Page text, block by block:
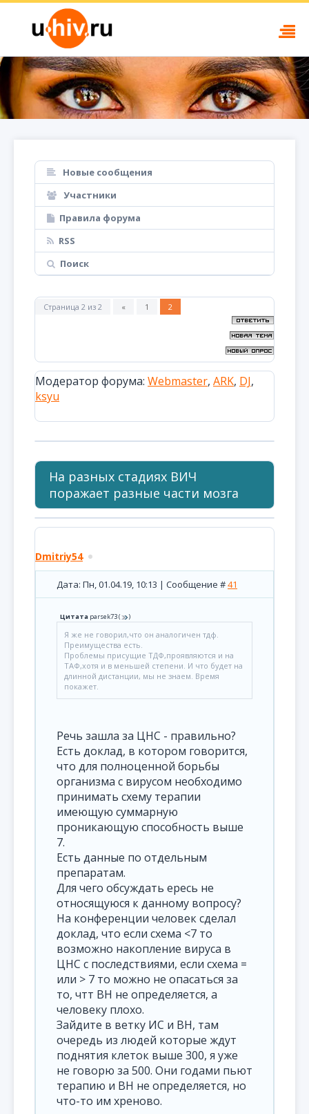
Новые сообщения
Участники
Правила форума
RSS
Поиск
Страница 2 из 2 « 1 2
Модератор форума: Webmaster, ARK, DJ,
ksyu
На разных стадиях ВИЧ
поражает разные части мозга
Dmitriy54
Дата: Пн, 01.04.19, 10:13 | Сообщение #41
Цитата parsek73( )
Я же не говорил,что он аналогичен тдф.
Преимущества есть.
Проблемы присущие ТДФ,проявляются и на
ТАФ,хотя и в меньшей степени. И что будет на
длинной дистанции, мы не знаем. Время
покажет.
Речь зашла за ЦНС - правильно?
Есть доклад, в котором говорится,
что для полноценной борьбы
организма с вирусом необходимо
принимать схему терапии
имеющую суммарную
проникающую способность выше
7.
Есть данные по отдельным
препаратам.
Для чего обсуждать ересь не
относящуюся к данному вопросу?
На конференции человек сделал
доклад, что если схема <7 то
возможно накопление вируса в
ЦНС с последствиями, если схема =
или > 7 то можно не опасаться за
то, чтт ВН не определяется, а
человеку плохо.
Зайдите в ветку ИС и ВН, там
очередь из людей которые ждут
поднятия клеток выше 300, я уже
не говорю за 500. Они годами пьют
терапию и ВН не определяется, но
что-то им хреново.